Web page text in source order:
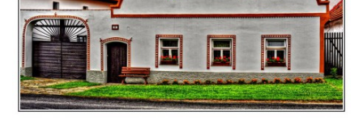
© 2026 eStránky.cz